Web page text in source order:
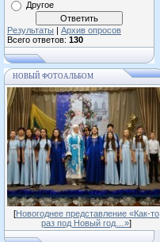
Другое
Результаты | Архив опросов
Всего ответов: 130
НОВЫЙ ФОТОАЛЬБОМ
[Новогоднее представление «Как-то
раз под Новый год…»]